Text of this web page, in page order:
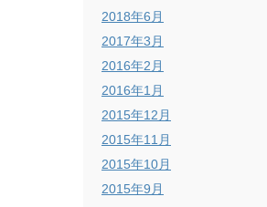
2018年6月
2017年3月
2016年2月
2016年1月
2015年12月
2015年11月
2015年10月
2015年9月